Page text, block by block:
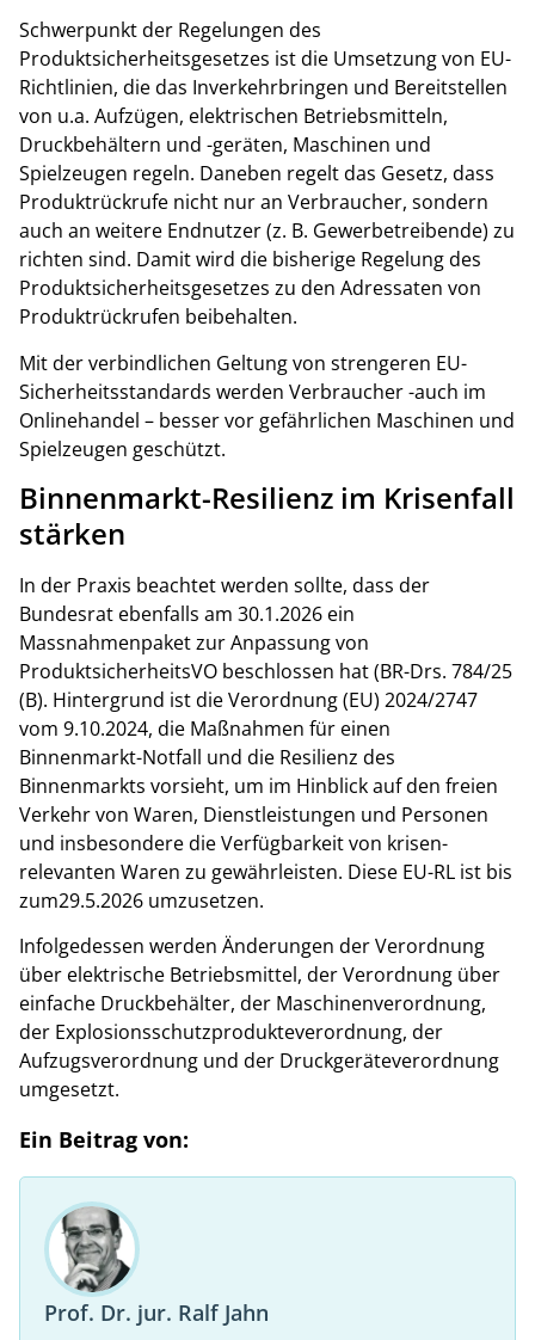
Schwerpunkt der Regelungen des
Produktsicherheitsgesetzes ist die Umsetzung von EU-
Richtlinien, die das Inverkehrbringen und Bereitstellen
von u.a. Aufzügen, elektrischen Betriebsmitteln,
Druckbehältern und -geräten, Maschinen und
Spielzeugen regeln. Daneben regelt das Gesetz, dass
Produktrückrufe nicht nur an Verbraucher, sondern
auch an weitere Endnutzer (z. B. Gewerbetreibende) zu
richten sind. Damit wird die bisherige Regelung des
Produktsicherheitsgesetzes zu den Adressaten von
Produktrückrufen beibehalten.
Mit der verbindlichen Geltung von strengeren EU-
Sicherheitsstandards werden Verbraucher -auch im
Onlinehandel – besser vor gefährlichen Maschinen und
Spielzeugen geschützt.
Binnenmarkt-Resilienz im Krisenfall
stärken
In der Praxis beachtet werden sollte, dass der
Bundesrat ebenfalls am 30.1.2026 ein
Massnahmenpaket zur Anpassung von
ProduktsicherheitsVO beschlossen hat (BR-Drs. 784/25
(B). Hintergrund ist die Verordnung (EU) 2024/2747
vom 9.10.2024, die Maßnahmen für einen
Binnenmarkt-Notfall und die Resilienz des
Binnenmarkts vorsieht, um im Hinblick auf den freien
Verkehr von Waren, Dienstleistungen und Personen
und insbesondere die Verfügbarkeit von krisen-
relevanten Waren zu gewährleisten. Diese EU-RL ist bis
zum29.5.2026 umzusetzen.
Infolgedessen werden Änderungen der Verordnung
über elektrische Betriebsmittel, der Verordnung über
einfache Druckbehälter, der Maschinenverordnung,
der Explosionsschutzprodukteverordnung, der
Aufzugsverordnung und der Druckgeräteverordnung
umgesetzt.
Ein Beitrag von:
Prof. Dr. jur. Ralf Jahn